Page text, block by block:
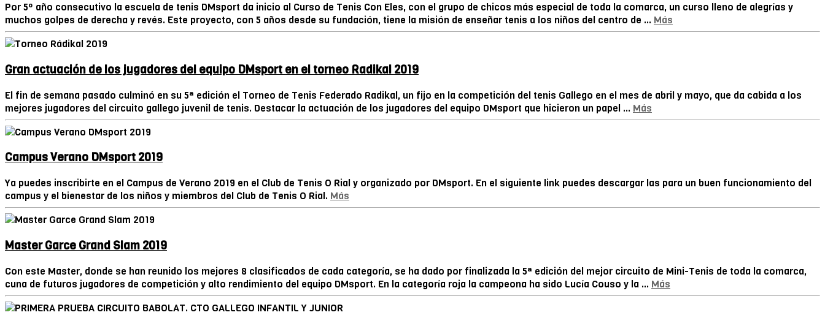
Por 5º año consecutivo la escuela de tenis DMsport da inicio al Curso de Tenis Con Eles, con el grupo de chicos más especial de toda la comarca, un curso lleno de alegrías y
muchos golpes de derecha y revés. Este proyecto, con 5 años desde su fundación, tiene la misión de enseñar tenis a los niños del centro de ... Más
Gran actuación de los jugadores del equipo DMsport en el torneo Radikal 2019
El fin de semana pasado culminó en su 5ª edición el Torneo de Tenis Federado Radikal, un fijo en la competición del tenis Gallego en el mes de abril y mayo, que da cabida a los
mejores jugadores del circuito gallego juvenil de tenis. Destacar la actuación de los jugadores del equipo DMsport que hicieron un papel ... Más
Campus Verano DMsport 2019
Ya puedes inscribirte en el Campus de Verano 2019 en el Club de Tenis O Rial y organizado por DMsport. En el siguiente link puedes descargar las para un buen funcionamiento del
campus y el bienestar de los niños y miembros del Club de Tenis O Rial. Más
Master Garce Grand Slam 2019
Con este Master, donde se han reunido los mejores 8 clasificados de cada categoría, se ha dado por finalizada la 5ª edición del mejor circuito de Mini-Tenis de toda la comarca,
cuna de futuros jugadores de competición y alto rendimiento del equipo DMsport. En la categoría roja la campeona ha sido Lucía Couso y la ... Más